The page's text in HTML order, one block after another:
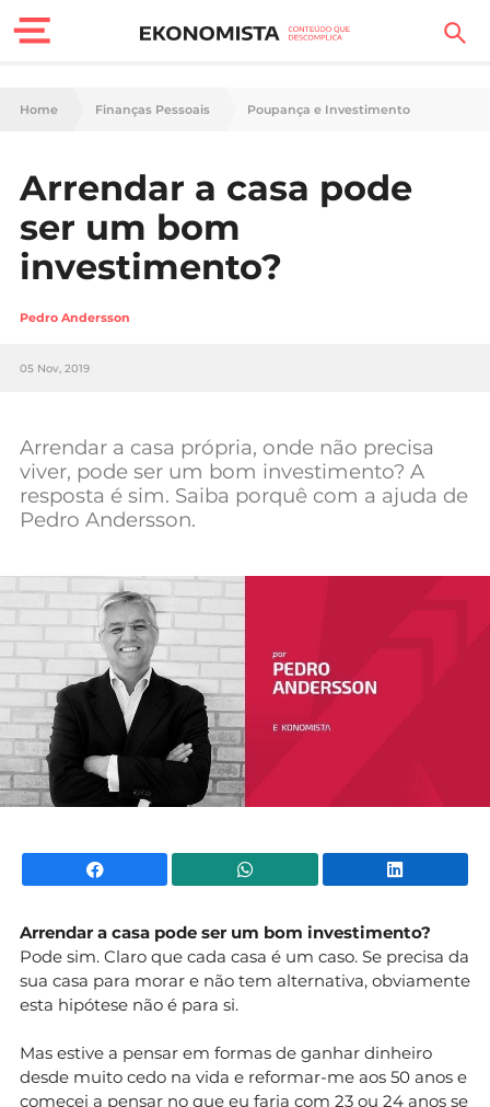
Finanças Pessoais
Carreira
Casa
Lifestyle
Sociedade
Negócios
Mundial 2026
Home Finanças Pessoais Poupança e Investimento
Arrendar a casa pode
ser um bom
investimento?
Pedro Andersson
05 Nov, 2019
Arrendar a casa própria, onde não precisa
viver, pode ser um bom investimento? A
resposta é sim. Saiba porquê com a ajuda de
Pedro Andersson.
Facebook WhatsApp
Arrendar a casa pode ser um bom investimento?
Pode sim. Claro que cada casa é um caso. Se precisa da
sua casa para morar e não tem alternativa, obviamente
esta hipótese não é para si.
Mas estive a pensar em formas de ganhar dinheiro
desde muito cedo na vida e reformar-me aos 50 anos e
comecei a pensar no que eu faria com 23 ou 24 anos se